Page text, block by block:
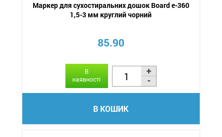
Маркер для сухостиральних дошок Board e-360
1,5-3 мм круглий чорний
85.90
В
наявності
В КОШИК